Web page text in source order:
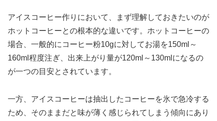
アイスコーヒー作りにおいて、まず理解しておきたいのが
ホットコーヒーとの根本的な違いです。ホットコーヒーの
場合、一般的にコーヒー粉10gに対してお湯を150ml～
160ml程度注ぎ、出来上がり量が120ml～130mlになるの
が一つの目安とされています。
一方、アイスコーヒーは抽出したコーヒーを氷で急冷する
ため、そのままだと味が薄く感じられてしまう傾向にあり